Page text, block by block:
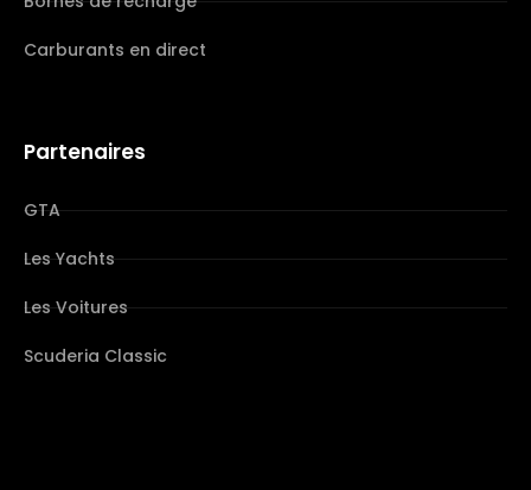
Carburants en direct
Partenaires
GTA
Les Yachts
Les Voitures
Scuderia Classic